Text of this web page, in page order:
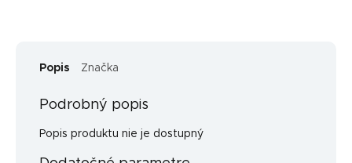
Popis Značka
Podrobný popis
Popis produktu nie je dostupný